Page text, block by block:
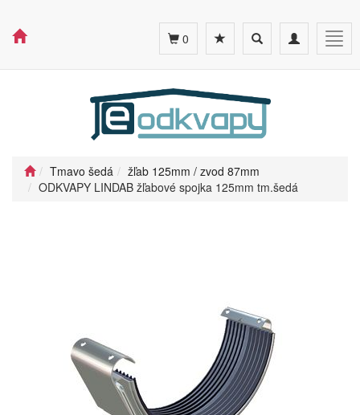
Toggle
navigation
Toggle
search
0
Tmavo šedá
žľab 125mm / zvod 87mm
ODKVAPY LINDAB žľabové spojka 125mm tm.šedá